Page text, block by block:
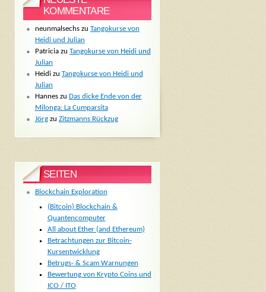
KOMMENTARE
neunmalsechszu Tangokurse von
Heidi und Julian
Patriciazu Tangokurse von Heidi und
Julian
Heidizu Tangokurse von Heidi und
Julian
Hanneszu Das dicke Ende von der
Milonga: La Cumparsita
Jörgzu Zitzmanns Rückzug
SEITEN
Blockchain Exploration
(Bitcoin) Blockchain &
Quantencomputer
All about Ether (and Ethereum)
Betrachtungen zur Bitcoin-
Kursentwicklung
Betrugs- & Scam Warnungen
Bewertung von Krypto Coins und
ICO / ITO